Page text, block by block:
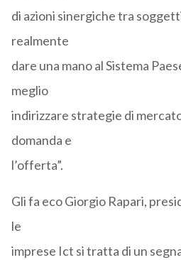
di azioni sinergiche tra
realmente
dare una mano al Sistema
meglio
indirizzare strategie di
domanda e
l’offerta”.
Gli fa eco Giorgio Rapari,
le
imprese Ict si tratta di un